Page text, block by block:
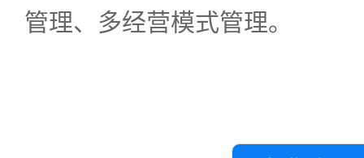
管理、多经营模式管理。